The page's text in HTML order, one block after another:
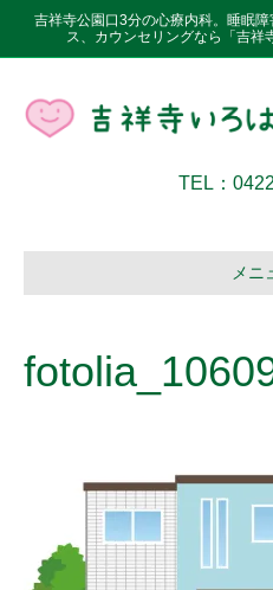
吉祥寺公園口3分の心療内科。睡眠
ス、カウンセリングなら「吉祥
TEL：
メニ